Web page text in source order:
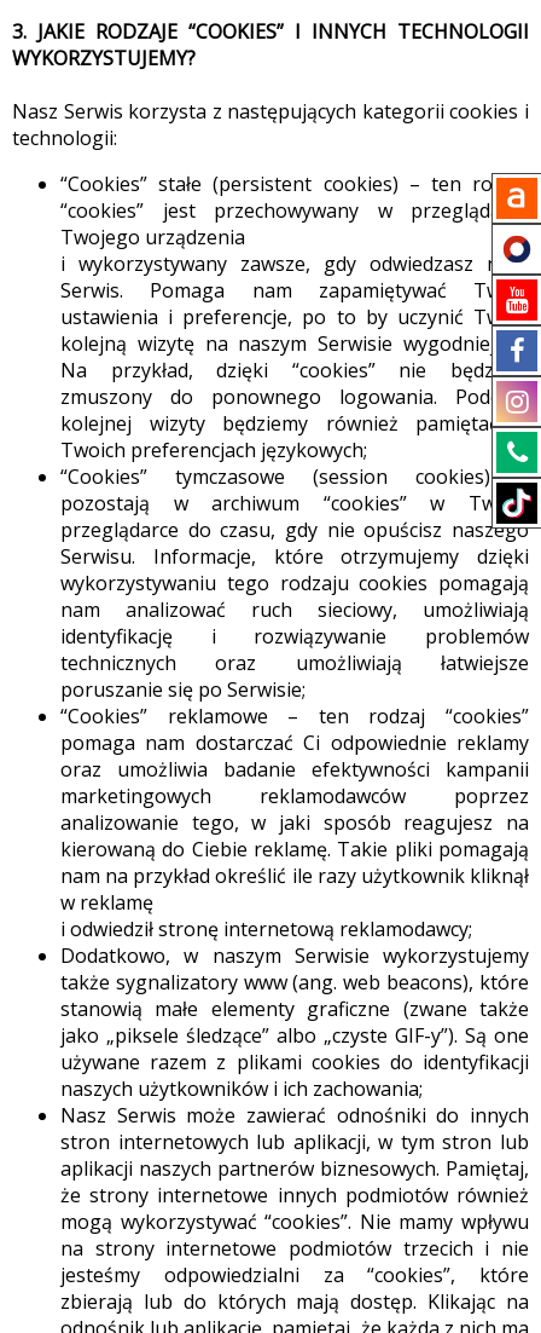
3. JAKIE RODZAJE “COOKIES” I INNYCH TECHNOLOGII
WYKORZYSTUJEMY?
Nasz Serwis korzysta z następujących kategorii cookies i
technologii:
“Cookies” stałe (persistent cookies) – ten rodzaj
“cookies” jest przechowywany w przeglądarce
Twojego urządzenia
i wykorzystywany zawsze, gdy odwiedzasz nasz
Serwis. Pomaga nam zapamiętywać Twoje
ustawienia i preferencje, po to by uczynić Twoją
kolejną wizytę na naszym Serwisie wygodniejszą.
Na przykład, dzięki “cookies” nie będziesz
zmuszony do ponownego logowania. Podczas
kolejnej wizyty będziemy również pamiętać o
Twoich preferencjach językowych;
“Cookies” tymczasowe (session cookies) –
pozostają w archiwum “cookies” w Twojej
przeglądarce do czasu, gdy nie opuścisz naszego
Serwisu. Informacje, które otrzymujemy dzięki
wykorzystywaniu tego rodzaju cookies pomagają
nam analizować ruch sieciowy, umożliwiają
identyfikację i rozwiązywanie problemów
technicznych oraz umożliwiają łatwiejsze
poruszanie się po Serwisie;
“Cookies” reklamowe – ten rodzaj “cookies”
pomaga nam dostarczać Ci odpowiednie reklamy
oraz umożliwia badanie efektywności kampanii
marketingowych reklamodawców poprzez
analizowanie tego, w jaki sposób reagujesz na
kierowaną do Ciebie reklamę. Takie pliki pomagają
nam na przykład określić ile razy użytkownik kliknął
w reklamę
i odwiedził stronę internetową reklamodawcy;
Dodatkowo, w naszym Serwisie wykorzystujemy
także sygnalizatory www (ang. web beacons), które
stanowią małe elementy graficzne (zwane także
jako „piksele śledzące” albo „czyste GIF-y”). Są one
używane razem z plikami cookies do identyfikacji
naszych użytkowników i ich zachowania;
Nasz Serwis może zawierać odnośniki do innych
stron internetowych lub aplikacji, w tym stron lub
aplikacji naszych partnerów biznesowych. Pamiętaj,
że strony internetowe innych podmiotów również
mogą wykorzystywać “cookies”. Nie mamy wpływu
na strony internetowe podmiotów trzecich i nie
jesteśmy odpowiedzialni za “cookies”, które
zbierają lub do których mają dostęp. Klikając na